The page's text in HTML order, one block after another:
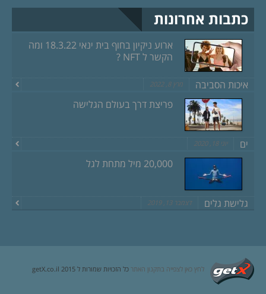
כתבות אחרונות
ארוע ניקיון בחוף בית ינאי 18.3.22 ומה
הקשר ל NFT ?
איכות הסביבה מרץ 8, 2022
פריצת דרך בעולם הגלישה
ים יוני 18, 2020
20,000 מיל מתחת לגל
גלישת גלים דצמבר 13, 2019
לחץ כאן לצפייה בתקנון האתר כל הזכויות שמורות ל getX.co.il 2015